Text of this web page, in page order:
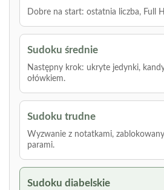
Dobre na start: ostatnia liczba, Full
Sudoku średnie
Następny krok: ukryte jedynki,
ołówkiem.
Sudoku trudne
Wyzwanie z notatkami,
parami.
Sudoku diabelskie